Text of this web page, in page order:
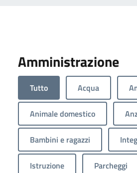
Amministrazione
Tutto Acqua
Animale domestico
Bambini e ragazzi
Istruzione Parcheggi